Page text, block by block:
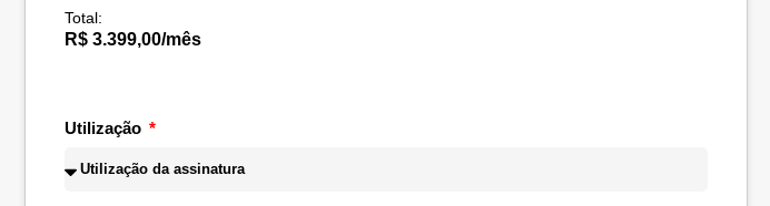
Total:
R$ 3.399,00/mês
Utilização